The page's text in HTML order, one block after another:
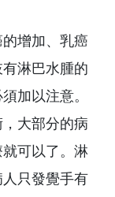
增加、乳癌
淋巴水腫的
加以注意。
大部分的病
可以了。淋
只發覺手有